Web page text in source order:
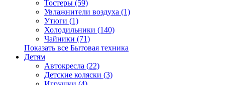
Тостеры (59)
Увлажнители воздуха (1)
Утюги (1)
Холодильники (140)
Чайники (71)
Показать все Бытовая техника
Детям
Автокресла (22)
Детские коляски (3)